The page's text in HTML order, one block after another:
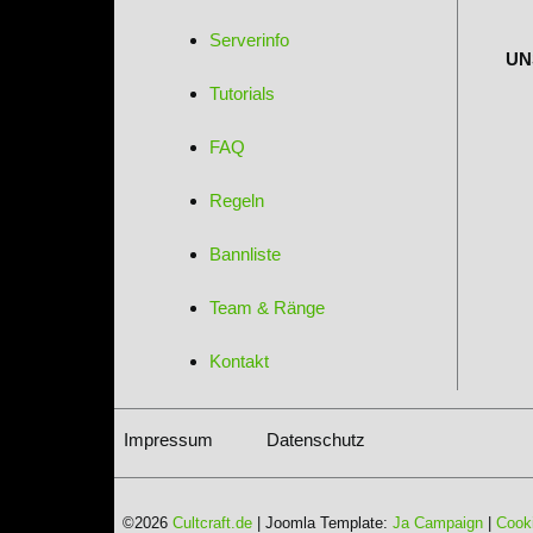
Serverinfo
Tutorials
FAQ
Regeln
Bannliste
Team & Ränge
Kontakt
Impressum Datenschutz
©2026 Cultcraft.de| Joomla Template: Ja Campaign|